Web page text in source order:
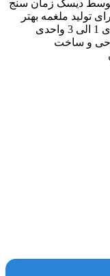
تولید ملغمه بهتر
و ساخت